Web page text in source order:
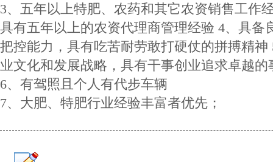
3、五年以上特肥、农药和其它农资销售工作
具有五年以上的农资代理商管理经验 4、具备
把控能力，具有吃苦耐劳敢打硬仗的拼搏精
业文化和发展战略，具有干事创业追求卓越的
6、有驾照且个人有代步车辆
7、大肥、特肥行业经验丰富者优先；